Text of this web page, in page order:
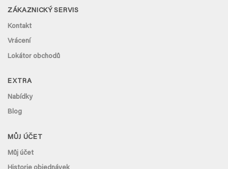
ZÁKAZNICKÝ SERVIS
Kontakt
Vrácení
Lokátor obchodů
EXTRA
Nabídky
Blog
MŮJ ÚČET
Můj účet